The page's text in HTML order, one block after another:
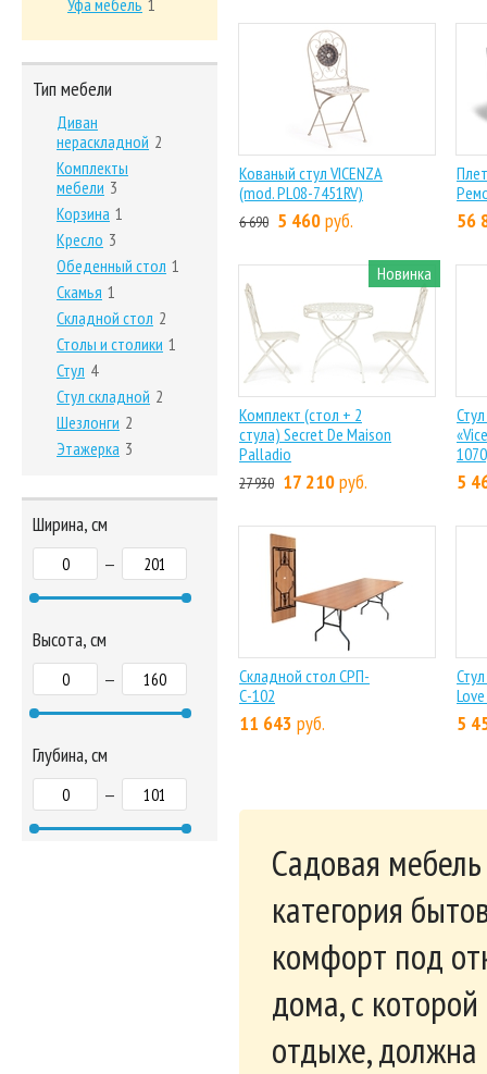
Кованый стул VICENZA
(mod. PL08-7451RV)
6 690 5 460руб. 56
Новинка
Комплект (стол + 2
стула) Secret De Maison
Palladio
27 930 17 210руб. 5
Складной стол СРП-
С-102
11 643 руб. 5
Садовая
категория
комфорт под
дома, с
отдыхе,
Уфа мебель 1
Тип мебели
Диван
нераскладной 2
Комплекты
мебели 3
Корзина 1
Кресло 3
Обеденный стол 1
Скамья 1
Складной стол 2
Столы и столики 1
Стул 4
Стул складной 2
Шезлонги 2
Этажерка 3
Ширина, см
—
Высота, см
—
Глубина, см
—